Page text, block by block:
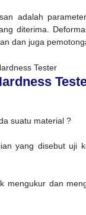
adalah
diterima.
dan juga
suatu material ?
yang disebut uji
mengukur dan